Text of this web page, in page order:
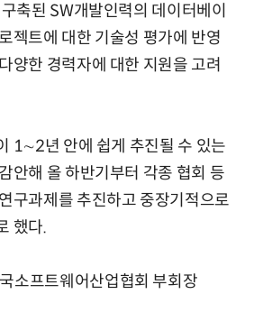
축된 SW개발인력의 데이터베이
젝트에 대한 기술성 평가에 반영
양한 경력자에 대한 지원을 고려
1∼2년 안에 쉽게 추진될 수 있는
안해 올 하반기부터 각종 협회 등
구과제를 추진하고 중장기적으로
했다.
소프트웨어산업협회 부회장